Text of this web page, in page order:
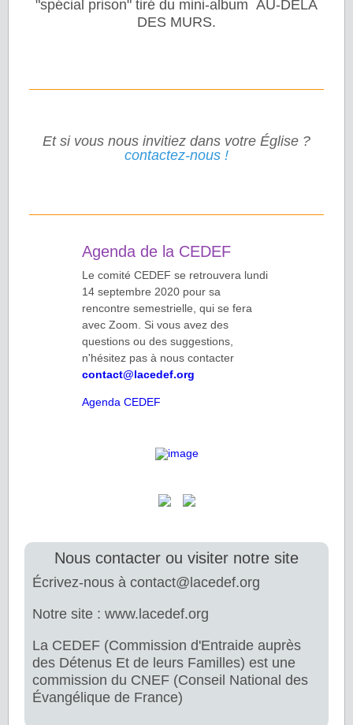
"spécial prison" tiré du mini-album AU-DELÀ
DES MURS.
Et si vous nous invitiez dans votre Église ?
contactez-nous !
Agenda de la CEDEF
Le comité CEDEF se retrouvera lundi
14 septembre 2020 pour sa
rencontre semestrielle, qui se fera
avec Zoom. Si vous avez des
questions ou des suggestions,
n'hésitez pas à nous contacter
contact@lacedef.org
Agenda CEDEF
Nous contacter ou visiter notre site
Écrivez-nous à contact@lacedef.org
Notre site : www.lacedef.org
La CEDEF (Commission d'Entraide auprès
des Détenus Et de leurs Familles) est une
commission du CNEF (Conseil National des
Évangélique de France)